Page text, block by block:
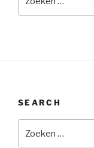
SEARCH
naar: